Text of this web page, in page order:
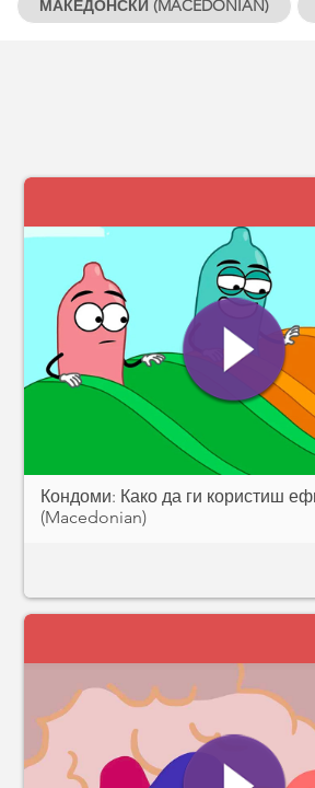
МАКЕДОНСКИ (MACEDONIAN)
Кондоми: Како да ги користиш
(Macedonian)